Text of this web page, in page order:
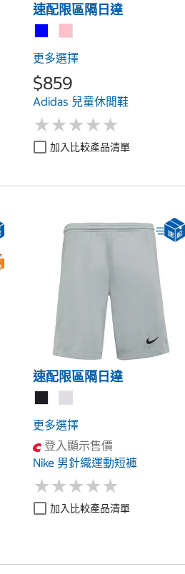
速配限區隔日達
更多選擇
$859
Adidas 兒童休閒鞋
★★★★★
★★★★★
加入比較產品清單
速配限區隔日達
更多選擇
登入顯示售價
Nike 男針織運動短褲
★★★★★
★★★★★
加入比較產品清單